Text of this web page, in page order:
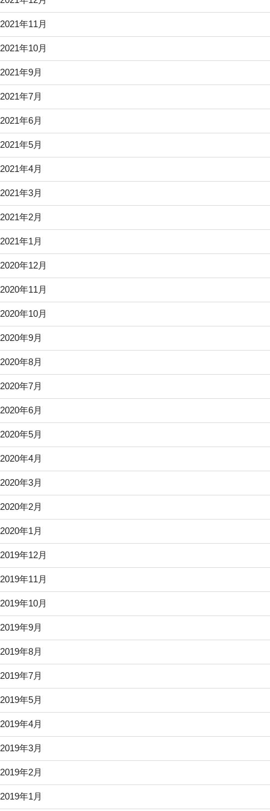
2021年11月
2021年10月
2021年9月
2021年7月
2021年6月
2021年5月
2021年4月
2021年3月
2021年2月
2021年1月
2020年12月
2020年11月
2020年10月
2020年9月
2020年8月
2020年7月
2020年6月
2020年5月
2020年4月
2020年3月
2020年2月
2020年1月
2019年12月
2019年11月
2019年10月
2019年9月
2019年8月
2019年7月
2019年5月
2019年4月
2019年3月
2019年2月
2019年1月